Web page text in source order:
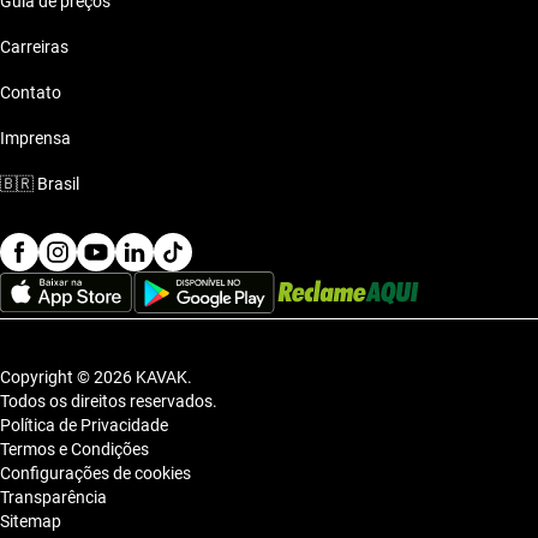
Carreiras
Contato
Imprensa
🇧🇷 Brasil
Copyright © 2026 KAVAK.
Todos os direitos reservados.
Política de Privacidade
Termos e Condições
Configurações de cookies
Transparência
Sitemap